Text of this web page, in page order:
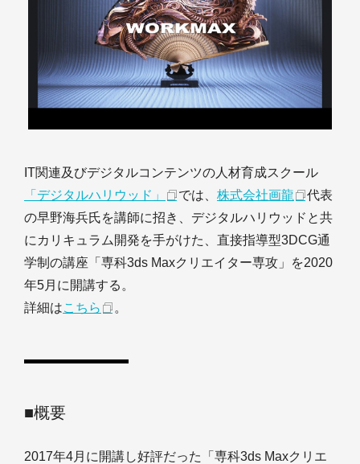
IT関連及びデジタルコンテンツの人材育成スクール
「デジタルハリウッド」
では、 株式会社画龍
代表
の早野海兵氏を講師に招き、デジタルハリウッドと共
にカリキュラム開発を手がけた、直接指導型3DCG通
学制の講座「専科3ds Maxクリエイター専攻」を2020
年5月に開講する。
詳細はこちら 。
■概要
2017年4月に開講し好評だった「専科3ds Maxクリエ